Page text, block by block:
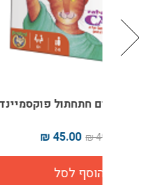
משחק קלפים